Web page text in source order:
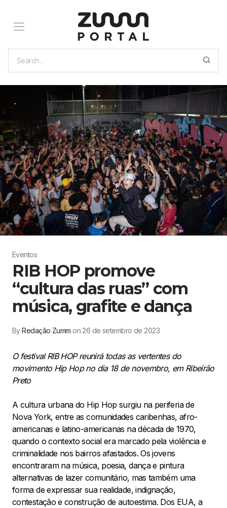
Eventos
RIB HOP promove
“cultura das ruas” com
música, grafite e dança
ByRedação Zumm on 26 de setembro de 2023
O festival RIB HOP reunirá todas as vertentes do
movimento Hip Hop no dia 18 de novembro, em Ribeirão
Preto
A cultura urbana do Hip Hop surgiu na periferia de
Nova York, entre as comunidades caribenhas, afro-
americanas e latino-americanas na década de 1970,
quando o contexto social era marcado pela violência e
criminalidade nos bairros afastados. Os jovens
encontraram na música, poesia, dança e pintura
alternativas de lazer comunitário, mas também uma
forma de expressar sua realidade, indignação,
contestação e construção de autoestima. Dos EUA, a